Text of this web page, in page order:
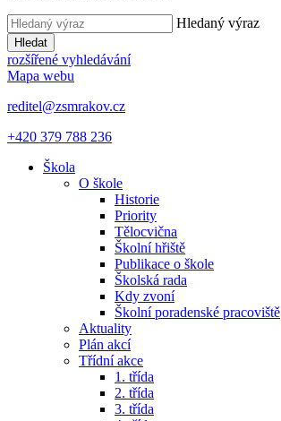
Hledaný výraz
Hledat
rozšířené vyhledávání
Mapa webu
reditel@zsmrakov.cz
+420 379 788 236
Škola
O škole
Historie
Priority
Tělocvična
Školní hřiště
Publikace o škole
Školská rada
Kdy zvoní
Školní poradenské pracoviště
Aktuality
Plán akcí
Třídní akce
1. třída
2. třída
3. třída